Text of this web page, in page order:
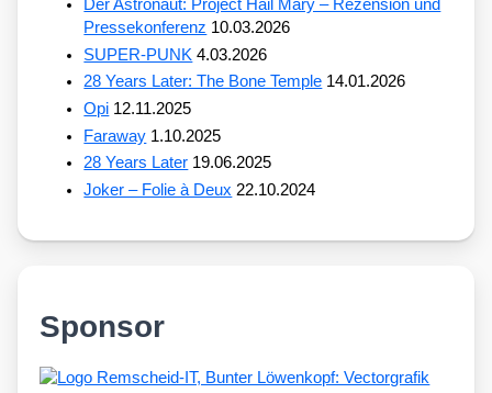
Der Astronaut: Project Hail Mary – Rezension und
Pressekonferenz 10.03.2026
SUPER-PUNK 4.03.2026
28 Years Later: The Bone Temple 14.01.2026
Opi 12.11.2025
Faraway 1.10.2025
28 Years Later 19.06.2025
Joker – Folie à Deux 22.10.2024
Sponsor